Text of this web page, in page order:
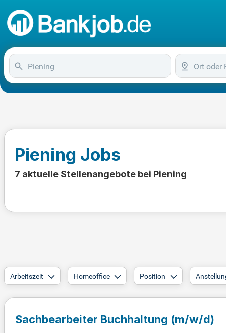
Piening Jobs
7 aktuelle Stellenangebote bei Piening
Arbeitszeit Homeoffice Position
Sachbearbeiter Buchhaltung (m/w/d)